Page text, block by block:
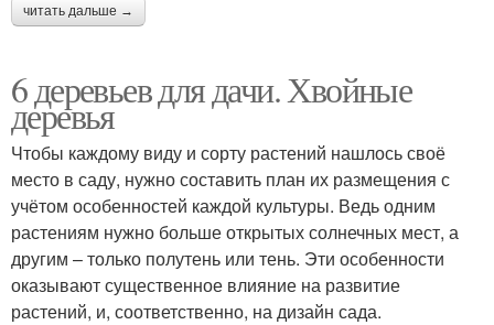
читать дальше →
6 деревьев для дачи. Хвойные
деревья
Чтобы каждому виду и сорту растений нашлось своё
место в саду, нужно составить план их размещения с
учётом особенностей каждой культуры. Ведь одним
растениям нужно больше открытых солнечных мест, а
другим – только полутень или тень. Эти особенности
оказывают существенное влияние на развитие
растений, и, соответственно, на дизайн сада.